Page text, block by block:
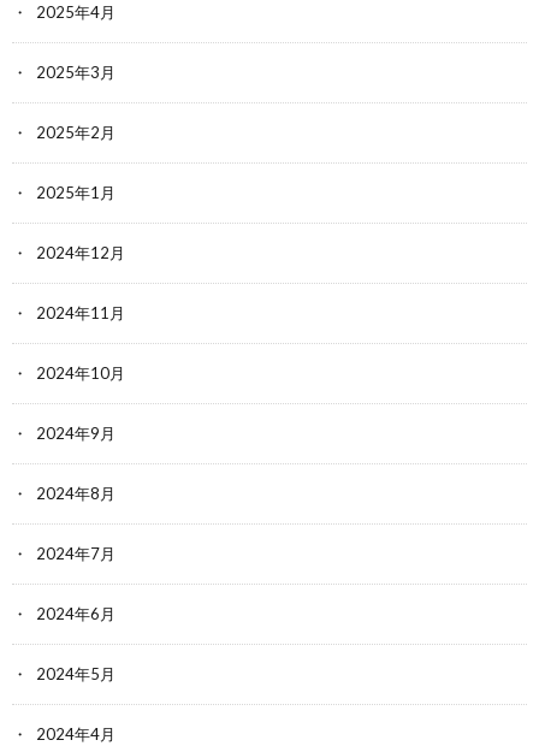
2025年4月
2025年3月
2025年2月
2025年1月
2024年12月
2024年11月
2024年10月
2024年9月
2024年8月
2024年7月
2024年6月
2024年5月
2024年4月